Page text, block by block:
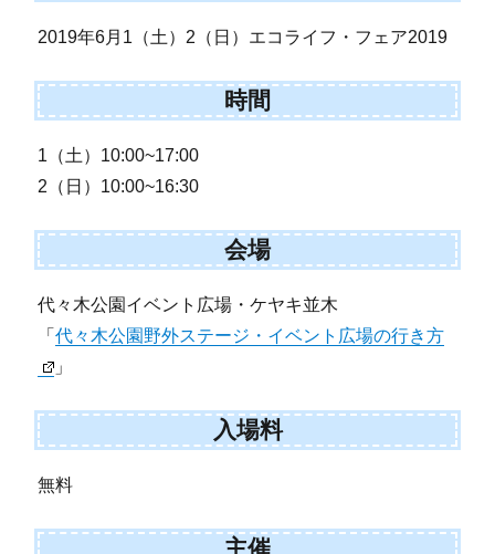
2019年6月1（土）2（日）エコライフ・フェア2019
時間
1（土）10:00~17:00
2（日）10:00~16:30
会場
代々木公園イベント広場・ケヤキ並木
「代々木公園野外ステージ・イベント広場の行き方
」
入場料
無料
主催